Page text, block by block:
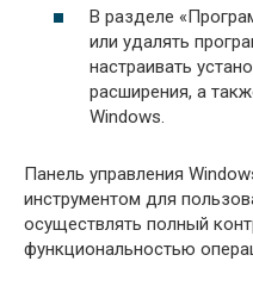
В разделе
или удалять
настраивать
расширения, а
Windows.
Панель управления
инструментом для
осуществлять полный
функциональностью